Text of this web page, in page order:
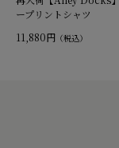
ープリントシャツ
11,880円 （税込）